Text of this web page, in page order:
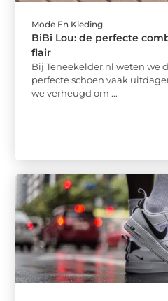
Mode En Kleding
BiBi Lou: de perfecte
flair
Bij Teneekelder.nl weten we
perfecte schoen vaak
we verheugd om ...